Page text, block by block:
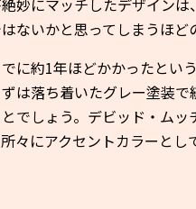
ないかと思ってしまうほど
に約1年ほどかかったとい
は落ち着いたグレー塗装
でしょう。デビッド・ム
々にアクセントカラーと